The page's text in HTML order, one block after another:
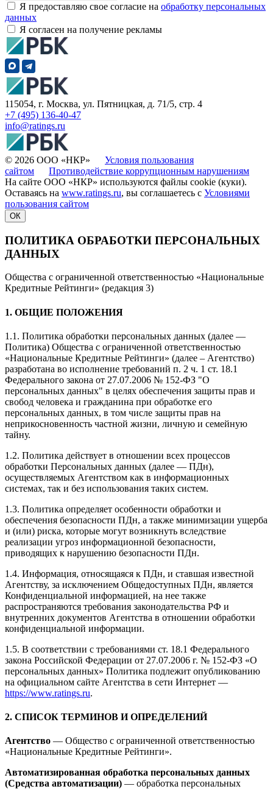
Я предоставляю свое согласие на обработку персональных
данных
Я согласен на получение рекламы
115054, г. Москва, ул. Пятницкая, д. 71/5, стр. 4
+7 (495) 136-40-47
info@ratings.ru
© 2026 ООО «НКР» Условия пользования
сайтом
Противодействие коррупционным нарушениям
На сайте ООО «НКР» используются файлы cookie (куки).
Оставаясь на www.ratings.ru, вы соглашаетесь с Условиями
пользования сайтом
ОК
ПОЛИТИКА ОБРАБОТКИ ПЕРСОНАЛЬНЫХ
ДАННЫХ
Общества с ограниченной ответственностью «Национальные
Кредитные Рейтинги» (редакция 3)
1. ОБЩИЕ ПОЛОЖЕНИЯ
1.1. Политика обработки персональных данных (далее —
Политика) Общества с ограниченной ответственностью
«Национальные Кредитные Рейтинги» (далее – Агентство)
разработана во исполнение требований п. 2 ч. 1 ст. 18.1
Федерального закона от 27.07.2006 № 152-ФЗ "О
персональных данных" в целях обеспечения защиты прав и
свобод человека и гражданина при обработке его
персональных данных, в том числе защиты прав на
неприкосновенность частной жизни, личную и семейную
тайну.
1.2. Политика действует в отношении всех процессов
обработки Персональных данных (далее — ПДн),
осуществляемых Агентством как в информационных
системах, так и без использования таких систем.
1.3. Политика определяет особенности обработки и
обеспечения безопасности ПДн, а также минимизации ущерба
и (или) риска, которые могут возникнуть вследствие
реализации угроз информационной безопасности,
приводящих к нарушению безопасности ПДн.
1.4. Информация, относящаяся к ПДн, и ставшая известной
Агентству, за исключением Общедоступных ПДн, является
Конфиденциальной информацией, на нее также
распространяются требования законодательства РФ и
внутренних документов Агентства в отношении обработки
конфиденциальной информации.
1.5. В соответствии с требованиями ст. 18.1 Федерального
закона Российской Федерации от 27.07.2006 г. № 152-ФЗ «О
персональных данных» Политика подлежит опубликованию
на официальном сайте Агентства в сети Интернет —
https://www.ratings.ru.
2. СПИСОК ТЕРМИНОВ И ОПРЕДЕЛЕНИЙ
Агентство — Общество с ограниченной ответственностью
«Национальные Кредитные Рейтинги».
Автоматизированная обработка персональных данных
(Средства автоматизации) — обработка персональных